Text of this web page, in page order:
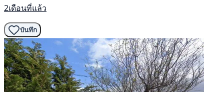
2เดือนที่แล้ว
บันทึก